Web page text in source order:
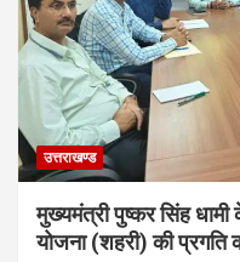
उत्तराखण्ड
मुख्यमंत्री पुष्कर सिंह धामी
योजना (शहरी) की प्रगति